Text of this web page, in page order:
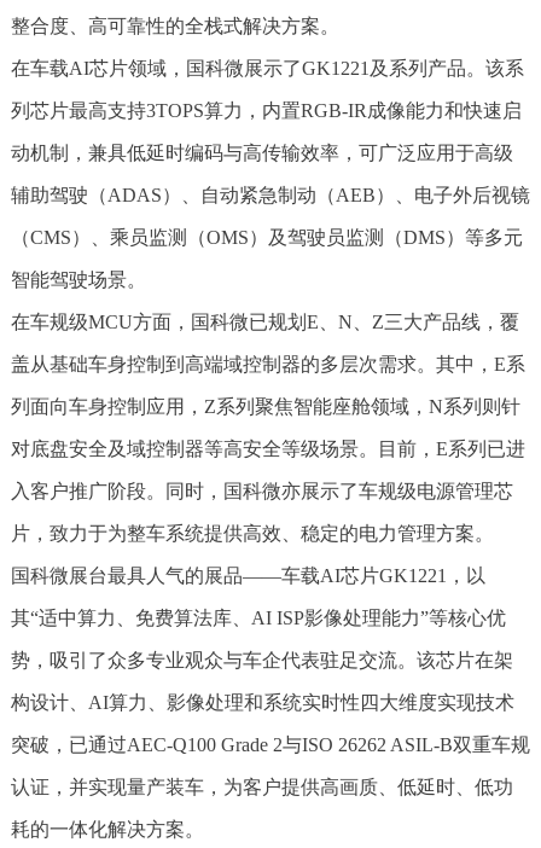
整合度、高可靠性的全栈式解决方案。
在车载AI芯片领域，国科微展示了GK1221及系列产品。该系
列芯片最高支持3TOPS算力，内置RGB-IR成像能力和快速启
动机制，兼具低延时编码与高传输效率，可广泛应用于高级
辅助驾驶（ADAS）、自动紧急制动（AEB）、电子外后视镜
（CMS）、乘员监测（OMS）及驾驶员监测（DMS）等多元
智能驾驶场景。
在车规级MCU方面，国科微已规划E、N、Z三大产品线，覆
盖从基础车身控制到高端域控制器的多层次需求。其中，E系
列面向车身控制应用，Z系列聚焦智能座舱领域，N系列则针
对底盘安全及域控制器等高安全等级场景。目前，E系列已进
入客户推广阶段。同时，国科微亦展示了车规级电源管理芯
片，致力于为整车系统提供高效、稳定的电力管理方案。
国科微展台最具人气的展品——车载AI芯片GK1221，以
其“适中算力、免费算法库、AI ISP影像处理能力”等核心优
势，吸引了众多专业观众与车企代表驻足交流。该芯片在架
构设计、AI算力、影像处理和系统实时性四大维度实现技术
突破，已通过AEC-Q100 Grade 2与ISO 26262 ASIL-B双重车规
认证，并实现量产装车，为客户提供高画质、低延时、低功
耗的一体化解决方案。